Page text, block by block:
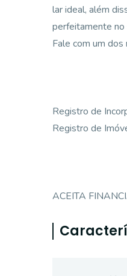
lar ideal, além
perfeitamente no
Fale com um
Registro de
Registro de
ACEITA